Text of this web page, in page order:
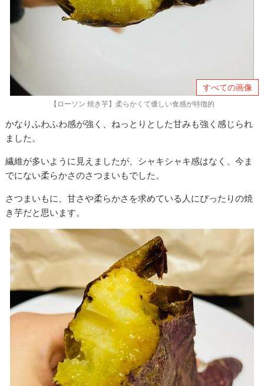
すべての画像
【ローソン 焼き芋】柔らかくて優しい食感が特徴的
かなりふわふわ感が強く、ねっとりとした甘みも強く感じられ
ました。
繊維が多いように見えましたが、シャキシャキ感はなく、今ま
でにない柔らかさのさつまいもでした。
さつまいもに、甘さや柔らかさを求めている人にぴったりの焼
き芋だと思います。